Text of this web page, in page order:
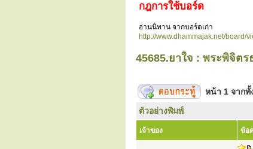
กฎการใช้บอร์ด
อ่านนิทาน จากบอร์ดเก่า
http://www.dhammajak.net/board/
45685.ยาใจ : พระพิจิต
หน้า 1 จากทั้
ตัวอย่างพิมพ์
เจ้าของ ข้อ